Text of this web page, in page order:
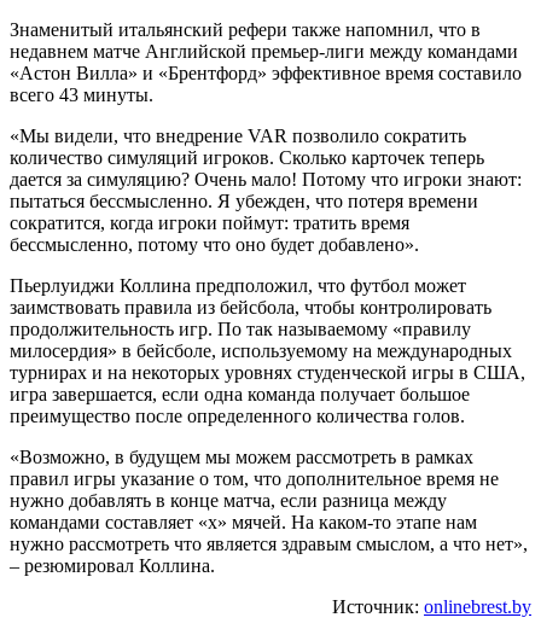
Знаменитый итальянский рефери также напомнил, что в
недавнем матче Английской премьер-лиги между командами
«Астон Вилла» и «Брентфорд» эффективное время составило
всего 43 минуты.
«Мы видели, что внедрение VAR позволило сократить
количество симуляций игроков. Сколько карточек теперь
дается за симуляцию? Очень мало! Потому что игроки знают:
пытаться бессмысленно. Я убежден, что потеря времени
сократится, когда игроки поймут: тратить время
бессмысленно, потому что оно будет добавлено».
Пьерлуиджи Коллина предположил, что футбол может
заимствовать правила из бейсбола, чтобы контролировать
продолжительность игр. По так называемому «правилу
милосердия» в бейсболе, используемому на международных
турнирах и на некоторых уровнях студенческой игры в США,
игра завершается, если одна команда получает большое
преимущество после определенного количества голов.
«Возможно, в будущем мы можем рассмотреть в рамках
правил игры указание о том, что дополнительное время не
нужно добавлять в конце матча, если разница между
командами составляет «x» мячей. На каком-то этапе нам
нужно рассмотреть что является здравым смыслом, а что нет»,
– резюмировал Коллина.
Источник: onlinebrest.by